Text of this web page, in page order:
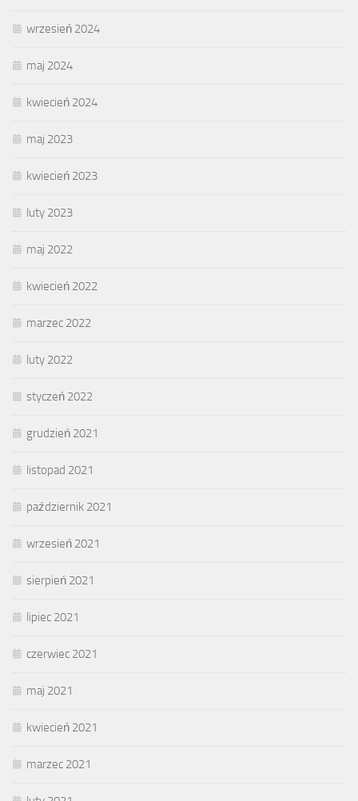
wrzesień 2024
maj 2024
kwiecień 2024
maj 2023
kwiecień 2023
luty 2023
maj 2022
kwiecień 2022
marzec 2022
luty 2022
styczeń 2022
grudzień 2021
listopad 2021
październik 2021
wrzesień 2021
sierpień 2021
lipiec 2021
czerwiec 2021
maj 2021
kwiecień 2021
marzec 2021